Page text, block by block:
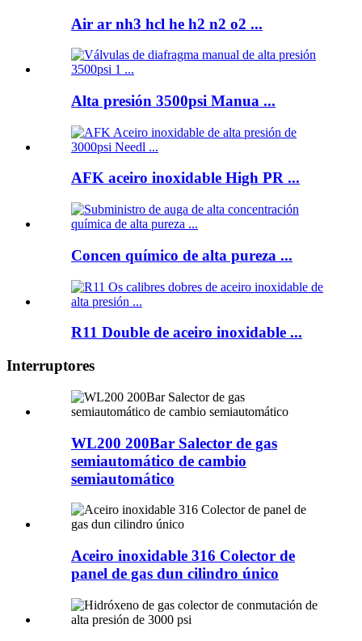
Air ar nh3 hcl he h2 n2 o2 ...
Alta presión 3500psi Manua ...
AFK aceiro inoxidable High PR ...
Concen químico de alta pureza ...
R11 Double de aceiro inoxidable ...
Interruptores
WL200 200Bar Salector de gas
semiautomático de cambio
semiautomático
Aceiro inoxidable 316 Colector de
panel de gas dun cilindro único